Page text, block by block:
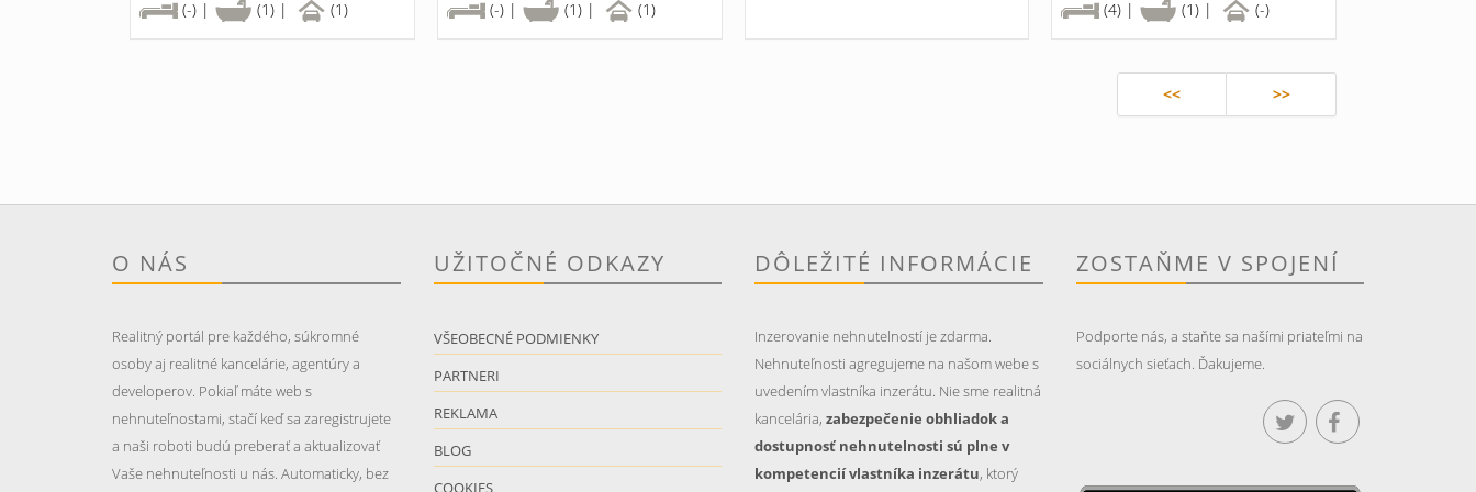
(-) | (1) | (1) (-) | (1) | (1) (4) | (1) | (-)
<< >>
O NÁS
Realitný portál pre každého, súkromné
osoby aj realitné kancelárie, agentúry a
developerov. Pokiaľ máte web s
nehnuteľnostami, stačí keď sa zaregistrujete
a naši roboti budú preberať a aktualizovať
Vaše nehnuteľnosti u nás. Automaticky, bez
UŽITOČNÉ ODKAZY
VŠEOBECNÉ PODMIENKY
PARTNERI
REKLAMA
BLOG
COOKIES
DÔLEŽITÉ INFORMÁCIE
Inzerovanie nehnutelností je zdarma.
Nehnuteľnosti agregujeme na našom webe s
uvedením vlastníka inzerátu. Nie sme realitná
kancelária, zabezpečenie obhliadok a
dostupnosť nehnutelnosti sú plne v
kompetencií vlastníka inzerátu, ktorý
ZOSTAŇME V SPOJENÍ
Podporte nás, a staňte sa našími priateľmi na
sociálnych sieťach. Ďakujeme.